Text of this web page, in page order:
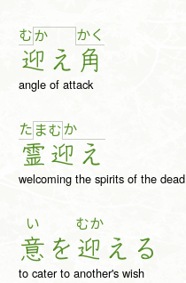
むか
迎 え
かく
角
angle of attack
た ま
霊
むか
迎 え
welcoming the spirits of the dead
い
意 を
むか
迎 え る
to cater to another's wish